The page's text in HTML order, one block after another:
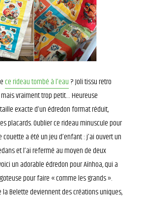
ce rideau tombé à l’eau? Joli tissu retro
vraiment trop petit… Heureuse
exacte d’un édredon format réduit,
placards. Oublier ce rideau minuscule pour
a été un jeu d’enfant : j’ai ouvert un
et l’ai refermé au moyen de deux
un adorable édredon pour Aïnhoa, qui a
pour faire « comme les grands ».
la Belette deviennent des créations uniques,